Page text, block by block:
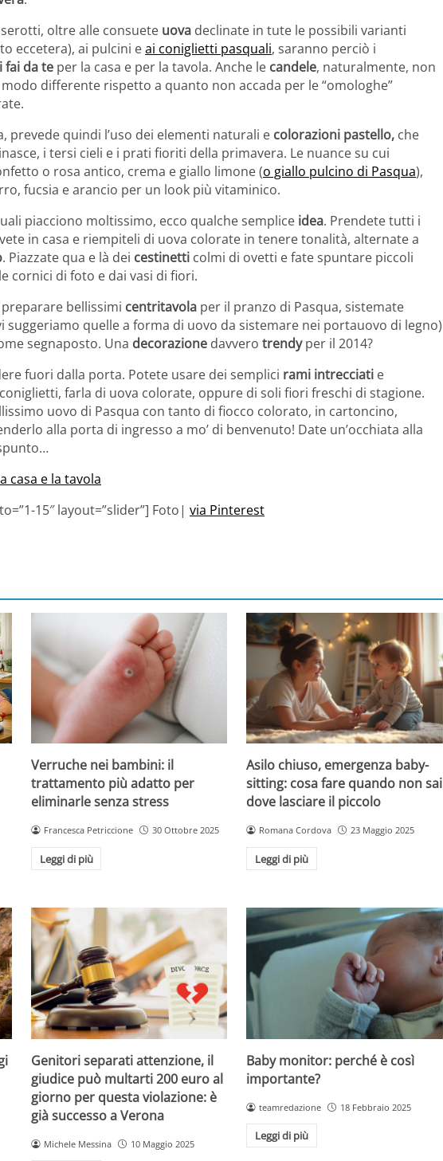
oltre alle consuete uova declinate in tute le possibili varianti
eccetera), ai pulcini eai coniglietti pasquali, saranno perciò i
fai da te per la casa e per la tavola. Anche le candele, naturalmente, non
differente rispetto a quanto non accada per le “omologhe”
prevede quindi l’uso dei elementi naturali e colorazioni pastello, che
i tersi cieli e i prati fioriti della primavera. Le nuance su cui
o rosa antico, crema e giallo limone (o giallo pulcino di Pasqua),
fucsia e arancio per un look più vitaminico.
piacciono moltissimo, ecco qualche semplice idea. Prendete tutti i
in casa e riempiteli di uova colorate in tenere tonalità, alternate a
. Piazzate qua e là dei cestinetti colmi di ovetti e fate spuntare piccoli
cornici di foto e dai vasi di fiori.
bellissimi centritavola per il pranzo di Pasqua, sistemate
suggeriamo quelle a forma di uovo da sistemare nei portauovo di legno)
segnaposto. Una decorazione davvero trendyper il 2014?
fuori dalla porta. Potete usare dei semplici rami intrecciati e
farla di uova colorate, oppure di soli fiori freschi di stagione.
uovo di Pasqua con tanto di fiocco colorato, in cartoncino,
alla porta di ingresso a mo’ di benvenuto! Date un’occhiata alla
casa e la tavola
15″ layout=”slider”] Foto| via Pinterest
Verruche nei bambini: il
trattamento più adatto per
eliminarle senza stress
Francesca Petriccione 30 Ottobre 2025
Leggi di più
Asilo chiuso, emergenza baby-
sitting: cosa fare quando non sai
dove lasciare il piccolo
Romana Cordova 23 Maggio 2025
Leggi di più
Genitori separati attenzione, il
giudice può multarti 200 euro al
giorno per questa violazione: è
già successo a Verona
Michele Messina 10 Maggio 2025
Baby monitor: perché è così
importante?
teamredazione 18 Febbraio 2025
Leggi di più